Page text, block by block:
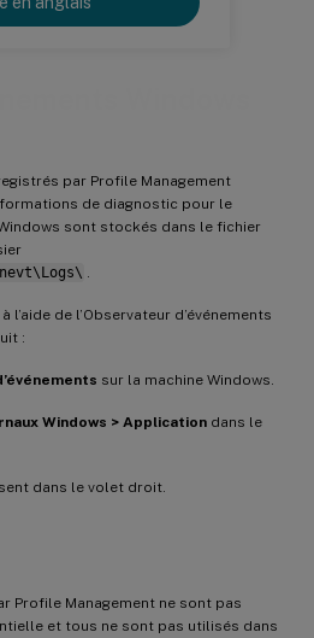
par Profile Management
de diagnostic pour le
sont stockés dans le fichier
de l’Observateur d’événements
:
sur la machine Windows.
Windows > Application dans le
dans le volet droit.
Profile Management ne sont pas
et tous ne sont pas utilisés dans